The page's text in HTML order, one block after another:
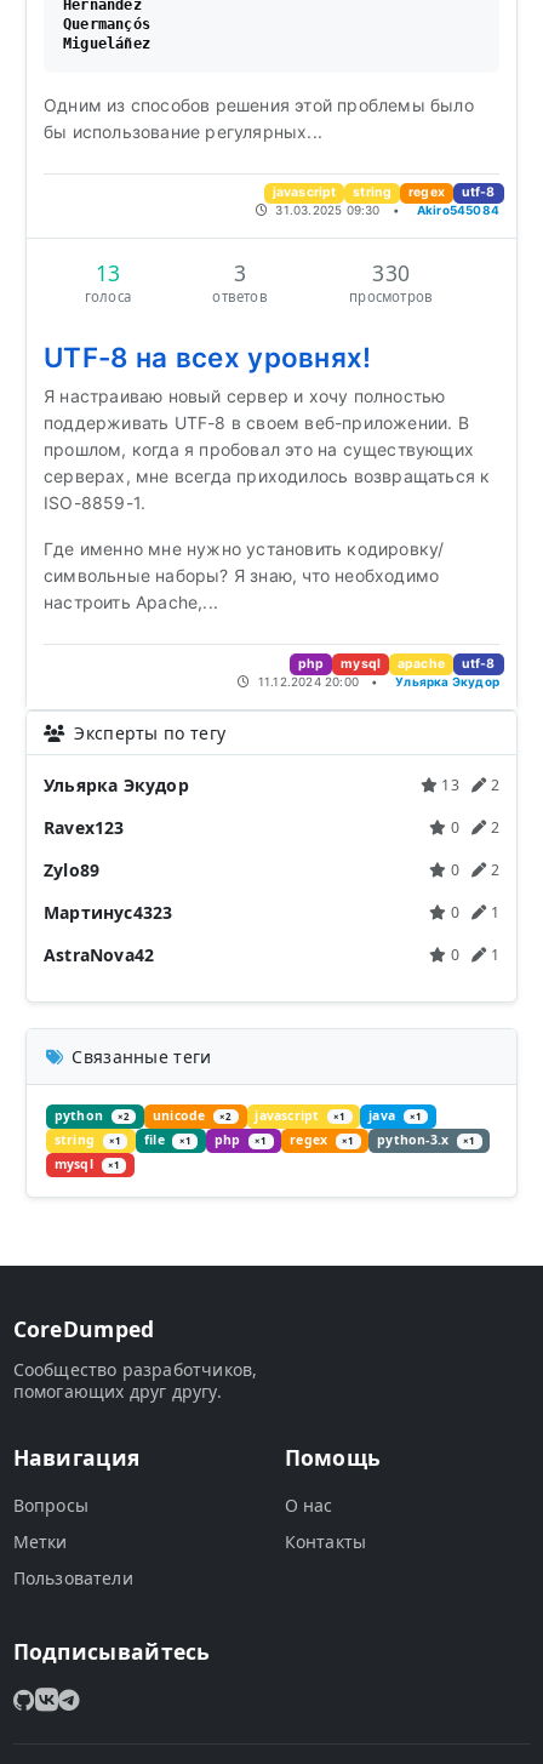
Hernández
Quermançós
Одним из способов решения этой проблемы было
бы использование регулярных...
javascript string regex utf-8
31.03.2025 09:30 • Akiro545084
13
голоса
3
ответов
330
просмотров
UTF-8 на всех уровнях!
Я настраиваю новый сервер и хочу полностью
поддерживать UTF-8 в своем веб-приложении. В
прошлом, когда я пробовал это на существующих
серверах, мне всегда приходилось возвращаться к
ISO-8859-1.
Где именно мне нужно установить кодировку/
символьные наборы? Я знаю, что необходимо
настроить Apache,...
php mysql apache utf-8
11.12.2024 20:00 • Ульярка Экудор
Эксперты по тегу
Ульярка Экудор 13 2
Ravex123 0 2
Zylo89 0 2
Мартинус4323 0 1
AstraNova42 0 1
Связанные теги
python ×2 unicode ×2 javascript ×1 java ×1
string ×1 file ×1 php ×1 regex ×1 python-3.x ×1
mysql ×1
CoreDumped
Сообщество разработчиков,
помогающих друг другу.
Навигация
Вопросы
Метки
Пользователи
Помощь
О нас
Контакты
Подписывайтесь